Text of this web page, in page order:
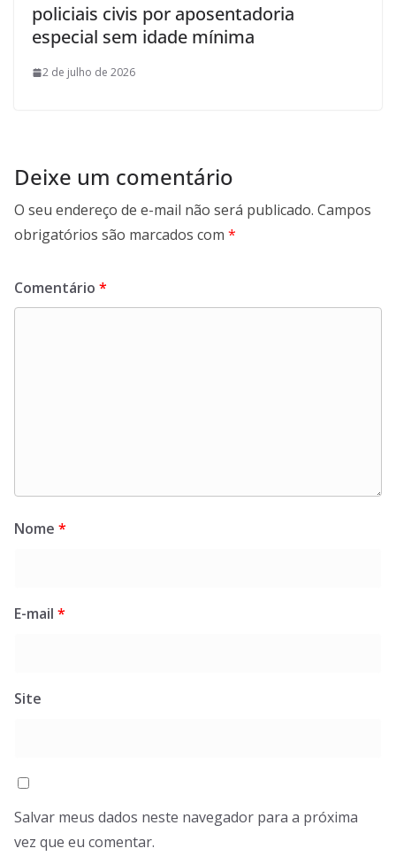
policiais civis por aposentadoria
especial sem idade mínima
2 de julho de 2026
Deixe um comentário
O seu endereço de e-mail não será publicado. Campos
obrigatórios são marcados com *
Comentário *
Nome *
E-mail *
Site
Salvar meus dados neste navegador para a próxima
vez que eu comentar.